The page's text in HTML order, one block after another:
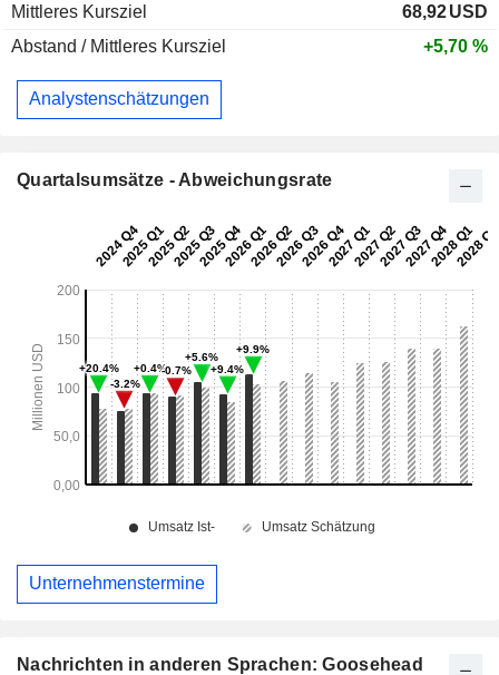
Nachrichten in anderen Sprachen: Goosehead
Mittleres Kursziel
68,92USD
Abstand / Mittleres Kursziel
+5,70 %
Analystenschätzungen
Quartalsumsätze - Abweichungsrate
Unternehmenstermine